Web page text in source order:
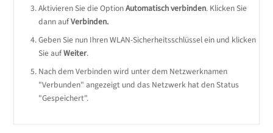
Aktivieren Sie die OptionAutomatisch verbinden. Klicken Sie
dann aufVerbinden.
Geben Sie nun Ihren WLAN-Sicherheitsschlüssel ein und klicken
Sie aufWeiter.
Nach dem Verbinden wird unter dem Netzwerknamen
"Verbunden" angezeigt und das Netzwerk hat den Status
"Gespeichert".